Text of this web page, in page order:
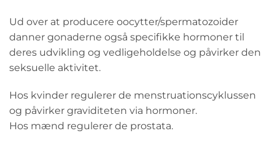
Ud over at producere oocytter/spermatozoider
danner gonaderne også specifikke hormoner til
deres udvikling og vedligeholdelse og påvirker den
seksuelle aktivitet.
Hos kvinder regulerer de menstruationscyklussen
og påvirker graviditeten via hormoner.
Hos mænd regulerer de prostata.